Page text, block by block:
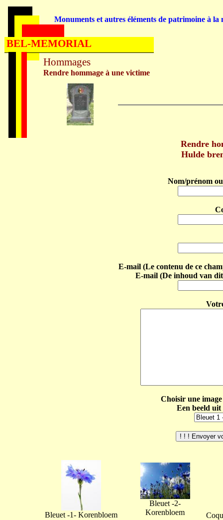
Rendre
Hulde
Nom/prénom
E-mail (Le contenu de ce
E-mail (De inhoud van
Choisir une
Een beeld
Bleuet -1- Korenbloem
Bleuet -2-
Korenbloem
Hommages
Rendre hommage à une victime
Monuments et autres éléments de patrimoine à la
BEL-MEMORIAL